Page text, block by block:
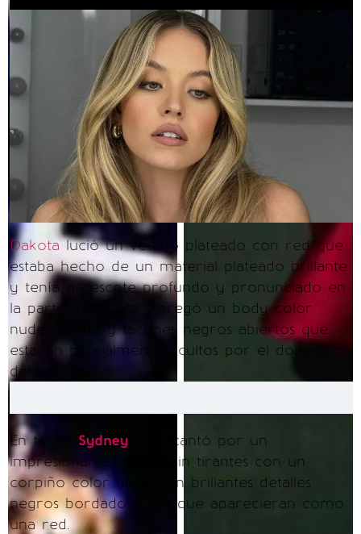
Dakotalució un vestido plateado con red que
estaba hecho de un material plateado brillante
y tenía un escote profundo y pronunciado en
la parte delantera. Agregó un body color
nude debajo y tacones negros abiertos que
estaban parcialmente ocultos por el dobladillo
del vestido.
En tanto, Sydney
se decantó por un
impresionante vestido sin tirantes con un
corpiño color nude con brillantes detalles
negros bordados para que aparecieran como
una red.